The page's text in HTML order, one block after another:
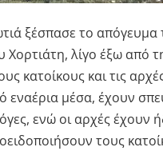
ξέσπασε το απόγευμα
Χορτιάτη, λίγο έξω από
κατοίκους και τις
εναέρια μέσα, έχουν
ενώ οι αρχές έχουν
τους